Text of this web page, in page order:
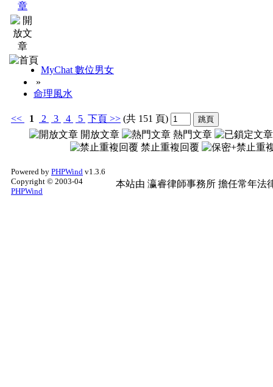
MyChat 數位男女
»
命理風水
<< 1 2 3 4 5 下頁 >> (共 151 頁)
開放文章
熱門文章
禁止重複回覆
Powered by PHPWind v1.3.6
Copyright © 2003-04
PHPWind
本站由 瀛睿律師事務所 擔任常年法